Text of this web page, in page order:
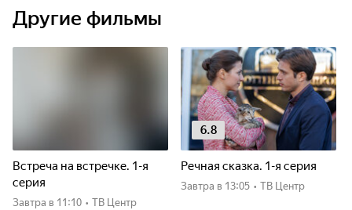
Другие фильмы
Встреча на встречке. 1-я
серия
Завтра в 11:10 • ТВ Центр
6.8
Речная сказка. 1-я серия
Завтра в 13:05 • ТВ Центр